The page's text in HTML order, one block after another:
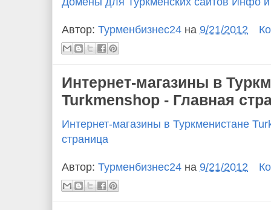
Автор: Турменбизнес24 на 9/21/2012
Интернет-магазины в
Turkmenshop - Главная
Интернет-магазины в Туркменистане
страница
Автор: Турменбизнес24 на 9/21/2012